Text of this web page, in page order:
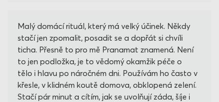
Malý domácí rituál, který má velký účinek. Někdy
stačí jen zpomalit, posadit se a dopřát si chvíli
ticha. Přesně to pro mě Pranamat znamená. Není
to jen podložka, je to vědomý okamžik péče o
tělo i hlavu po náročném dni. Používám ho často v
křesle, v klidném koutě domova, obklopená zelení.
Stačí pár minut a cítím, jak se uvolňují záda, šíje i